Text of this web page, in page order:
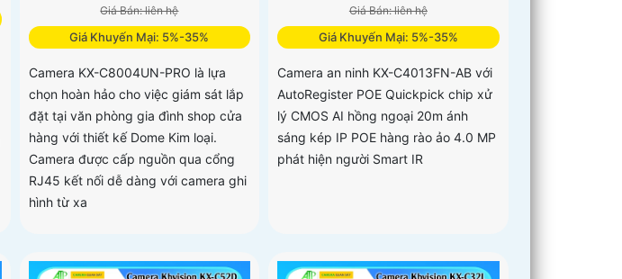
Giá Bán: liên hệ
Giá Khuyến Mại: 5%-35%
Camera KX-C8004UN-PRO là lựa
chọn hoàn hảo cho việc giám sát lắp
đặt tại văn phòng gia đình shop cửa
hàng với thiết kế Dome Kim loại.
Camera được cấp nguồn qua cổng
RJ45 kết nối dễ dàng với camera ghi
hình từ xa
Giá Bán: liên hệ
Giá Khuyến Mại: 5%-35%
Camera an ninh KX-C4013FN-AB với
AutoRegister POE Quickpick chip xử
lý CMOS AI hồng ngoại 20m ánh
sáng kép IP POE hàng rào ảo 4.0 MP
phát hiện người Smart IR